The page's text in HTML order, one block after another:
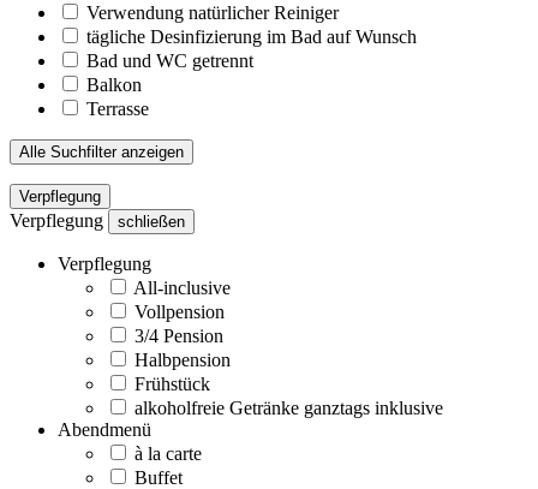
Verwendung natürlicher Reiniger
tägliche Desinfizierung im Bad auf Wunsch
Bad und WC getrennt
Balkon
Terrasse
Alle Suchfilter anzeigen
Verpflegung
Verpflegung schließen
Verpflegung
All-inclusive
Vollpension
3/4 Pension
Halbpension
Frühstück
alkoholfreie Getränke ganztags inklusive
Abendmenü
à la carte
Buffet